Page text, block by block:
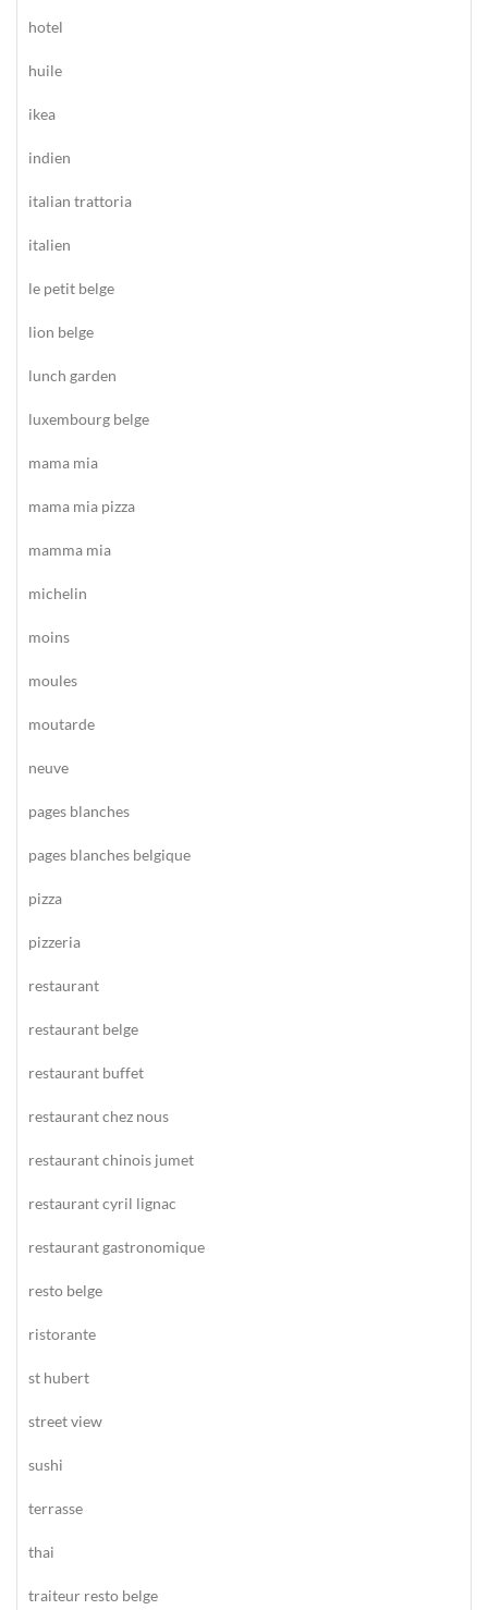
hotel
huile
ikea
indien
italian trattoria
italien
le petit belge
lion belge
lunch garden
luxembourg belge
mama mia
mama mia pizza
mamma mia
michelin
moins
moules
moutarde
neuve
pages blanches
pages blanches belgique
pizza
pizzeria
restaurant
restaurant belge
restaurant buffet
restaurant chez nous
restaurant chinois jumet
restaurant cyril lignac
restaurant gastronomique
resto belge
ristorante
st hubert
street view
sushi
terrasse
thai
traiteur resto belge